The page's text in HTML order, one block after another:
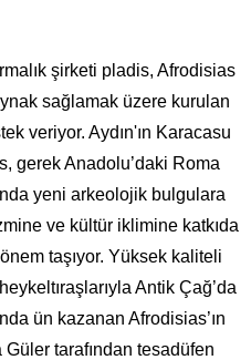
şirketi pladis, Afrodisias
sağlamak üzere kurulan
veriyor. Aydın'ın Karacasu
gerek Anadolu’daki Roma
yeni arkeolojik bulgulara
ve kültür iklimine katkıda
taşıyor. Yüksek kaliteli
Antik Çağ’da
ün kazanan Afrodisias’ın
Güler tarafından tesadüfen